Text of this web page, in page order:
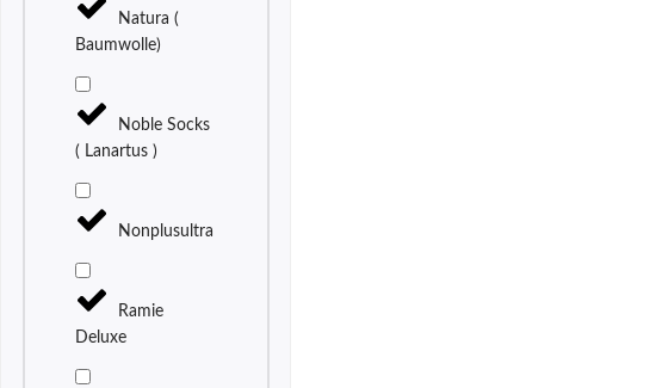
Natura (
Baumwolle)
Noble Socks
( Lanartus )
Nonplusultra
Ramie
Deluxe